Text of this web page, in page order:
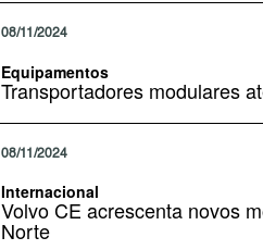
08/11/2024
Equipamentos
Transportadores modulares
08/11/2024
Internacional
Volvo CE acrescenta novos
Norte